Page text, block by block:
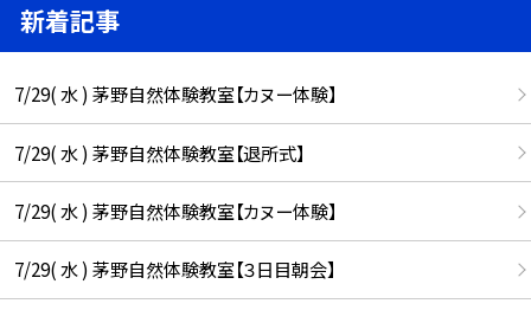
新着記事
7/29( 水 ) 茅野自然体験教室【カヌー体験】
7/29( 水 ) 茅野自然体験教室【退所式】
7/29( 水 ) 茅野自然体験教室【カヌー体験】
7/29( 水 ) 茅野自然体験教室【３日目朝会】